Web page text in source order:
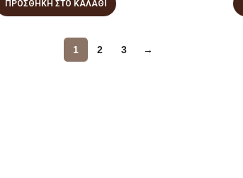
ΠΡΟΣΘΉΚΗ ΣΤΟ ΚΑΛΆΘΙ
1 2 3 →